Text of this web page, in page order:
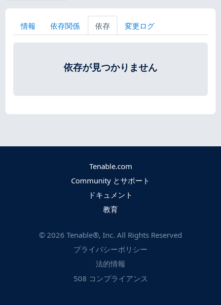
情報 依存関係 依存 変更ログ
依存が見つかりません
Tenable.com
Community とサポート
ドキュメント
教育
© 2026 Tenable®, Inc. All Rights Reserved
プライバシーポリシー
法的情報
508 コンプライアンス